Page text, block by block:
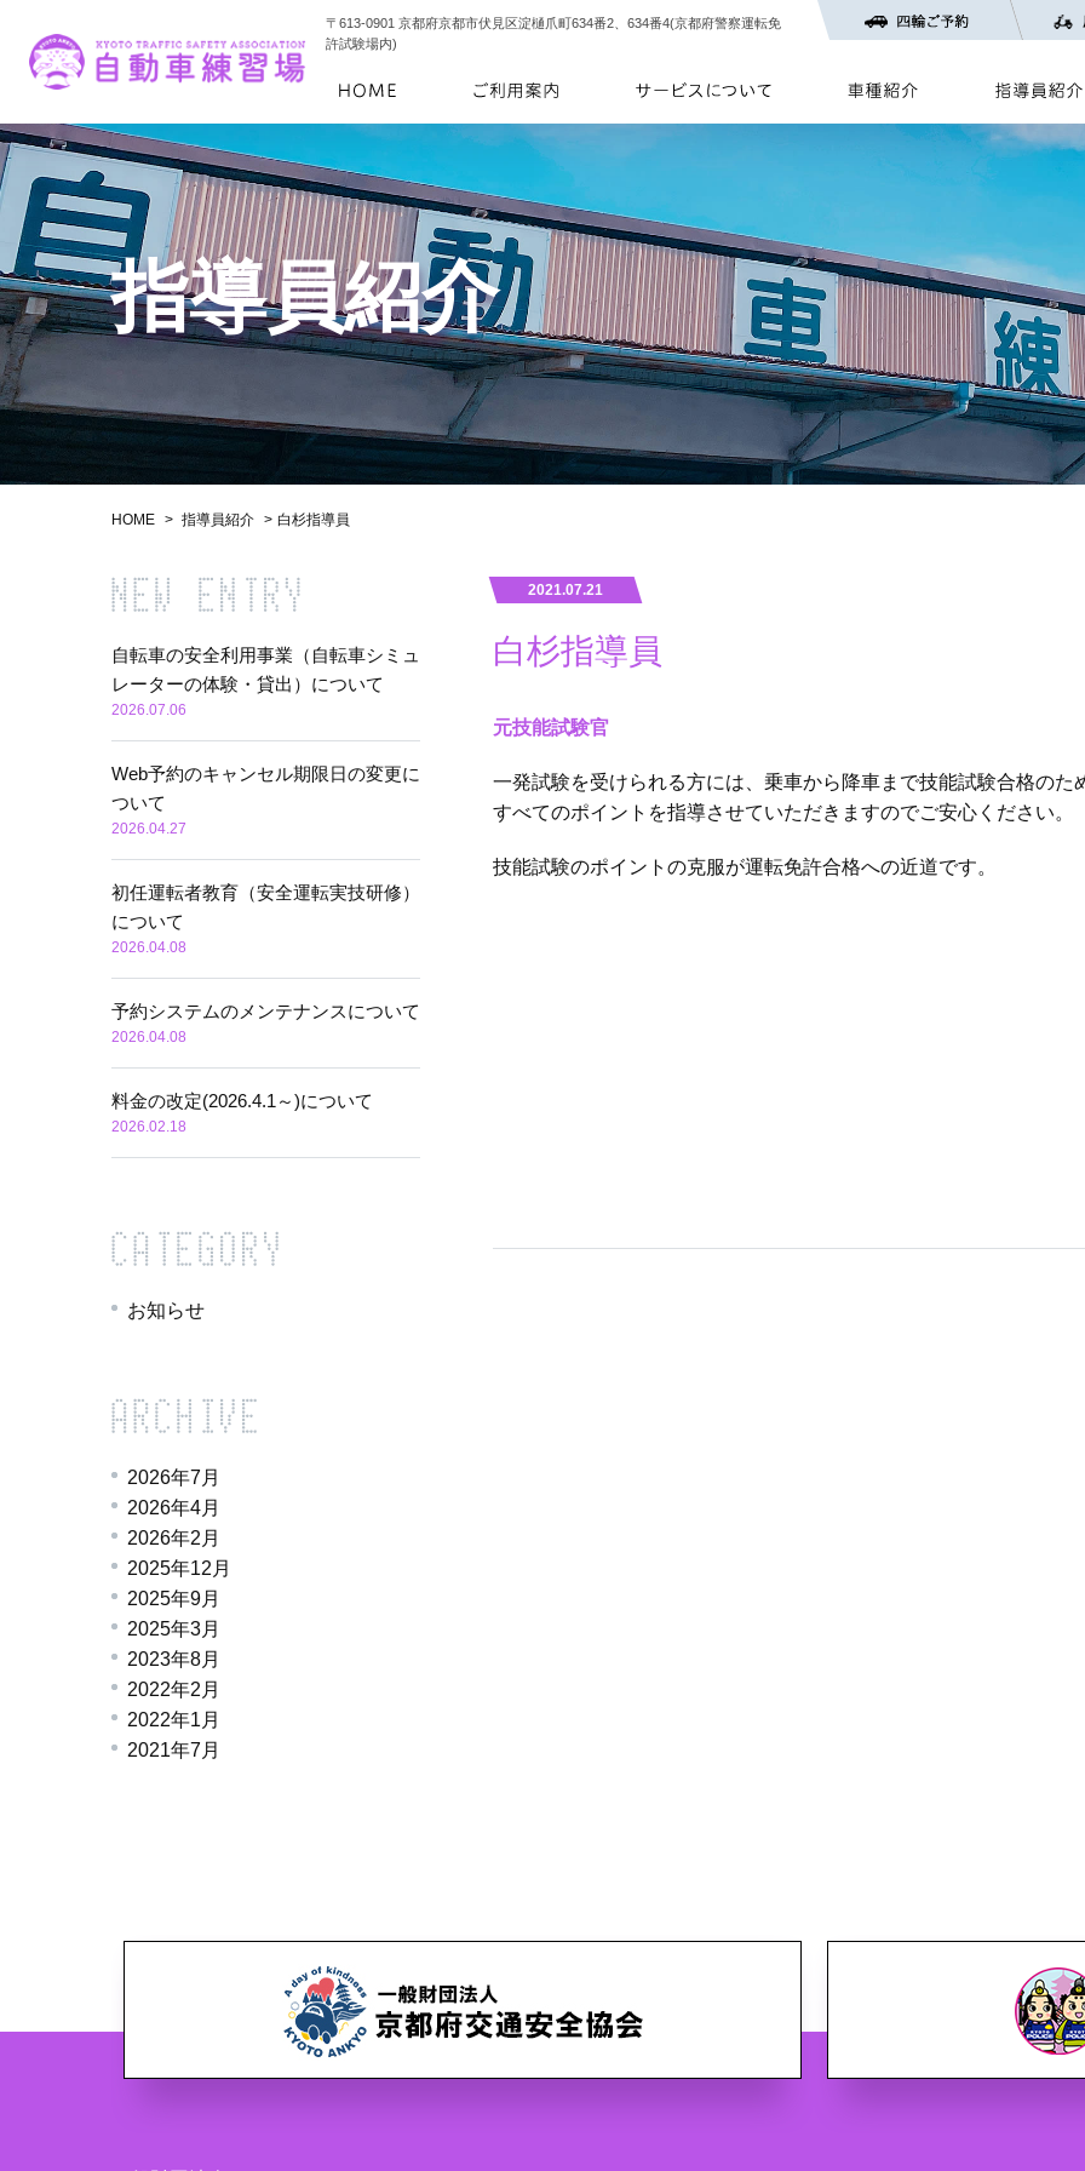
〒613-0901 京都府京都市伏見区淀樋爪町634番2、634番4(京都府警察運転免
許試験場内)
指導員紹介
HOME 指導員紹介 ⽩杉指導員
自転車の安全利用事業（自転車シミュ
レーターの体験・貸出）について
2026.07.06
Web予約のキャンセル期限日の変更に
ついて
2026.04.27
初任運転者教育（安全運転実技研修）
について
2026.04.08
予約システムのメンテナンスについて
2026.04.08
料金の改定(2026.4.1～)について
2026.02.18
お知らせ
2026年7月
2026年4月
2026年2月
2025年12月
2025年9月
2025年3月
2023年8月
2022年2月
2022年1月
2021年7月
2021.07.21
⽩杉指導員
元技能試験官
⼀発試験を受けられる⽅には、乗⾞から降⾞まで技能試験合格のた
すべてのポイントを指導させていただきますのでご安⼼ください。
技能試験のポイントの克服が運転免許合格への近道です。